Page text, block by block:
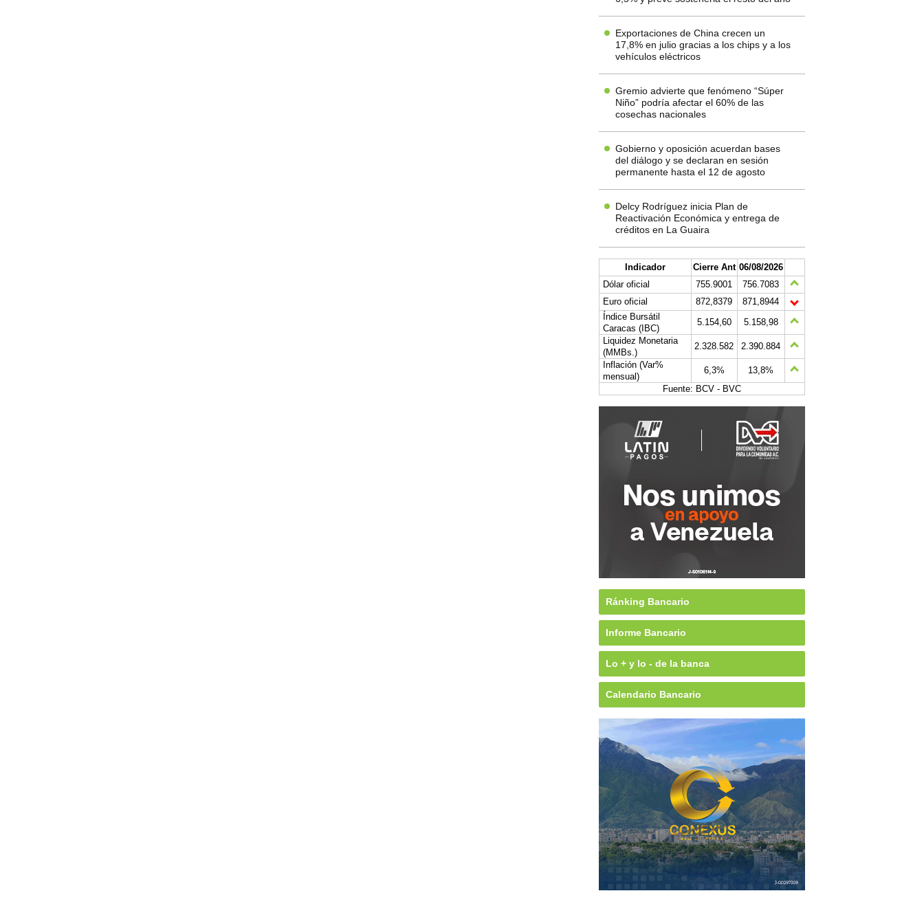
Exportaciones de China crecen un
17,8% en julio gracias a los chips y a los
vehículos eléctricos
Gremio advierte que fenómeno “Súper
Niño” podría afectar el 60% de las
cosechas nacionales
Gobierno y oposición acuerdan bases
del diálogo y se declaran en sesión
permanente hasta el 12 de agosto
Delcy Rodríguez inicia Plan de
Reactivación Económica y entrega de
créditos en La Guaira
Indicador Cierre Ant 06/08/2026
Dólar oficial
755.9001
756.7083
Euro oficial
872,8379
871,8944
Índice Bursátil
Caracas (IBC)
5.154,60
5.158,98
Liquidez Monetaria
(MMBs.)
2.328.582
2.390.884
Inflación (Var%
mensual)
6,3%
13,8%
Fuente: BCV - BVC
Ránking Bancario
Informe Bancario
Lo + y lo - de la banca
Calendario Bancario